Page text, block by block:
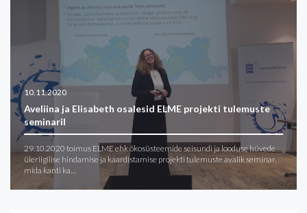
10.11.2020
Aveliina ja Elisabeth osalesid ELME projekti tulemuste
seminaril
29.10.2020 toimus ELME ehk ökosüsteemide seisundi ja looduse hüvede
üleriigilise hindamise ja kaardistamise projekti tulemuste avalik seminar,
mida kanti ka…